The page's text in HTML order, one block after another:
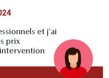
et j'ai
prix